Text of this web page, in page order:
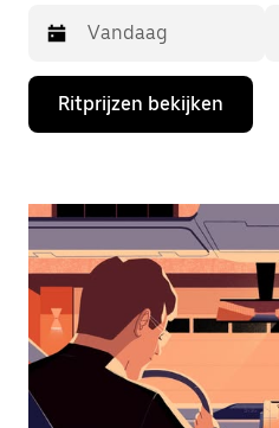
Druk
de
de
te
openen
een
datum
te
selecteren.
Druk
Ritprijzen bekijken